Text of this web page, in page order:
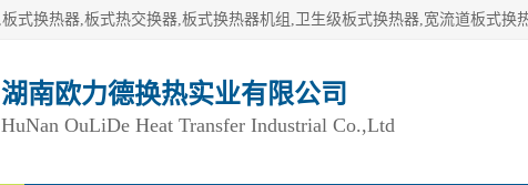
湖南欧力德换热实业有限公司
HuNan OuLiDe Heat Transfer Industrial Co.,Ltd